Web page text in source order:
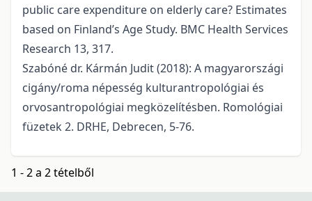
public care expenditure on elderly care? Estimates
based on Finland’s Age Study. BMC Health Services
Research 13, 317.
Szabóné dr. Kármán Judit (2018): A magyarországi
cigány/roma népesség kulturantropológiai és
orvosantropológiai megközelítésben. Romológiai
füzetek 2. DRHE, Debrecen, 5-76.
1 - 2 a 2 tételből